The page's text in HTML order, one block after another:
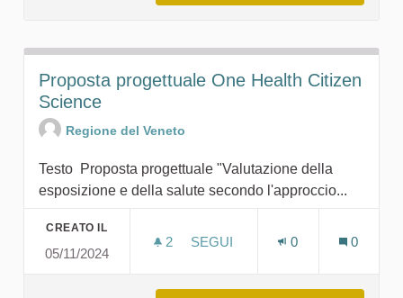
Proposta progettuale One Health Citizen
Science
Regione del Veneto
Testo Proposta progettuale "Valutazione della
esposizione e della salute secondo l'approccio...
CREATO IL
05/11/2024
2 2 SOSTENITORI
SEGUI
0 0